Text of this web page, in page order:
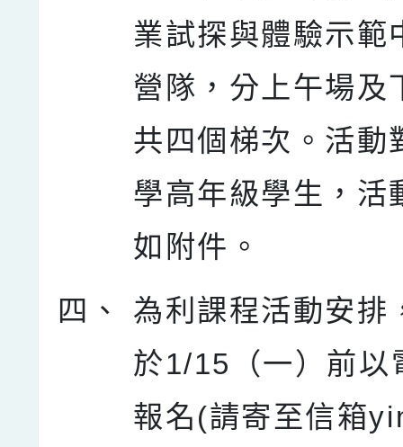
業試探與體驗示範
營隊，分上午場及
共四個梯次。活動
學高年級學生，活
如附件。
四、
為利課程活動安排
於1/15（一）前以
報名(請寄至信箱